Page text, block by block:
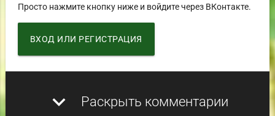
Просто нажмите кнопку ниже и войдите через ВКонтакте.
ВХОД ИЛИ РЕГИСТРАЦИЯ
expand_more Раскрыть комментарии